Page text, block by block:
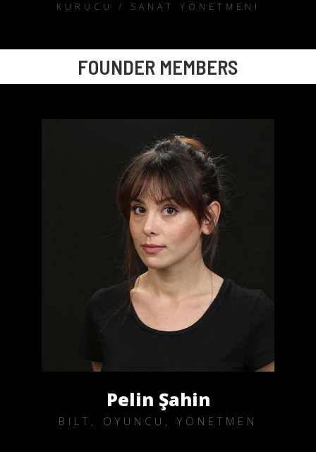
KURUCU / SANAT YÖNETMENI
FOUNDER MEMBERS
Pelin Şahin
BILT, OYUNCU, YÖNETMEN